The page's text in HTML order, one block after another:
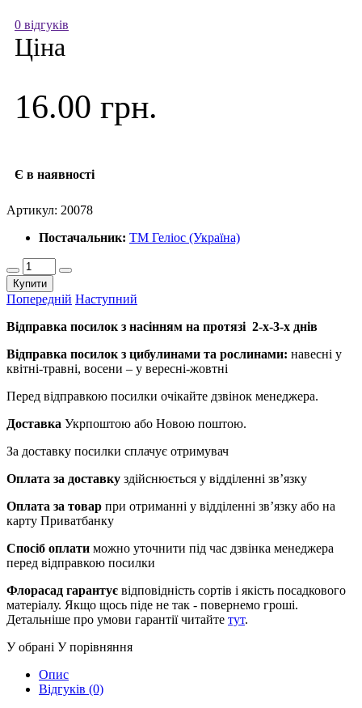
0 відгуків
Ціна
16.00 грн.
Є в наявності
Артикул: 20078
Постачальник: ТМ Геліос (Україна)
Купити
Попередній Наступний
Відправка посилок з насінням на протязі 2-х-3-х днів
Відправка посилок з цибулинами та рослинами: навесні у
квітні-травні, восени – у вересні-жовтні
Перед відправкою посилки очікайте дзвінок менеджера.
Доставка Укрпоштою або Новою поштою.
За доставку посилки сплачує отримувач
Оплата за доставку здійснюється у відділенні зв’язку
Оплата за товар при отриманні у відділенні зв’язку або на
карту Приватбанку
Спосіб оплати можно уточнити під час дзвінка менеджера
перед відправкою посилки
Флорасад гарантує відповідність сортів і якість посадкового
матеріалу. Якщо щось піде не так - повернемо гроші.
Детальніше про умови гарантії читайте тут.
У обрані У порівняння
Опис
Відгуків (0)